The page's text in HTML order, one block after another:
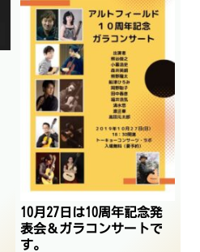
10月27日は10周年記念発
表会＆ガラコンサートで
す。